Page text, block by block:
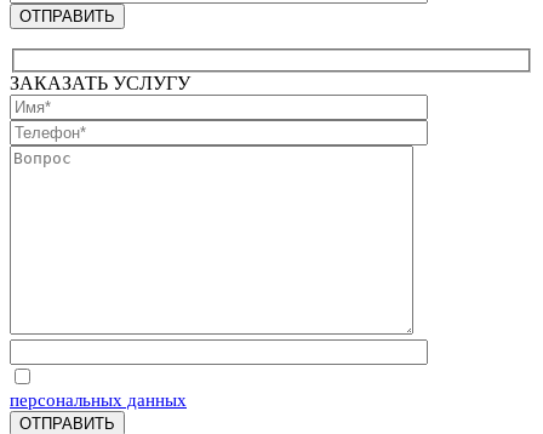
ЗАКАЗАТЬ УСЛУГУ
персональных данных